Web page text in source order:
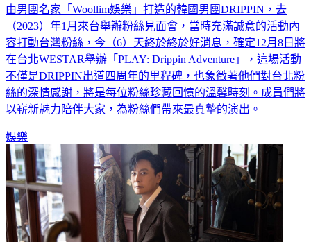
由男團名家「Woollim娛樂」打造的韓國男團DRIPPIN，去
（2023）年1月來台舉辦粉絲見面會，當時充滿誠意的活動內
容打動台灣粉絲，今（6）天終於終於好消息，確定12月8日將
在台北WESTAR舉辦「PLAY: Drippin Adventure」，這場活動
不僅是DRIPPIN出道四周年的里程碑，也象徵著他們對台北粉
絲的深情感謝，將是每位粉絲珍藏回憶的溫馨時刻。成員們將
以嶄新魅力陪伴大家，為粉絲們帶來最真摯的演出。
娛樂